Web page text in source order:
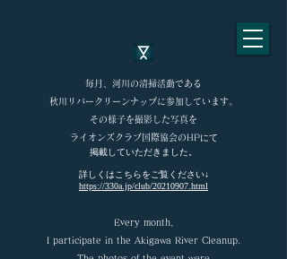
毎月、河川の清掃活動である
秋川リバークリーンナップに参加しています。
その様子を撮影した写真を
ライオンズクラブ国際協会のHPにて
掲載していただきました。
​詳しくはこちらをご覧ください↓
https://330a.jp/club/20210907.html
Every month,
I participate in the Akigawa River Cleanup.